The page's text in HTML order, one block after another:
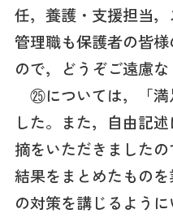
任，養護・支援担当，
管理職も保護者の皆
ので，どうぞご遠慮な
㉕については，「満
した。また，自由記
摘をいただきました
結果をまとめたもの
の対策を講じるように